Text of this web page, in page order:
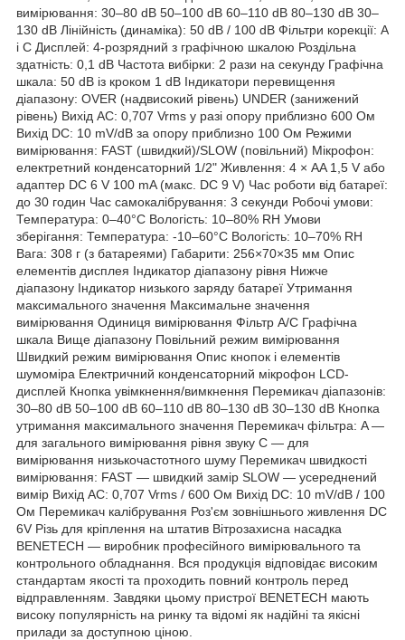
вимірювання: 30–80 dB 50–100 dB 60–110 dB 80–130 dB 30–
130 dB Лінійність (динаміка): 50 dB / 100 dB Фільтри корекції: A
і C Дисплей: 4-розрядний з графічною шкалою Роздільна
здатність: 0,1 dB Частота вибірки: 2 рази на секунду Графічна
шкала: 50 dB із кроком 1 dB Індикатори перевищення
діапазону: OVER (надвисокий рівень) UNDER (занижений
рівень) Вихід AC: 0,707 Vrms у разі опору приблизно 600 Ом
Вихід DC: 10 mV/dB за опору приблизно 100 Ом Режими
вимірювання: FAST (швидкий)/SLOW (повільний) Мікрофон:
електретний конденсаторний 1/2" Живлення: 4 × AA 1,5 V або
адаптер DC 6 V 100 mA (макс. DC 9 V) Час роботи від батареї:
до 30 годин Час самокалібрування: 3 секунди Робочі умови:
Температура: 0–40°C Вологість: 10–80% RH Умови
зберігання: Температура: -10–60°C Вологість: 10–70% RH
Вага: 308 г (з батареями) Габарити: 256×70×35 мм Опис
елементів дисплея Індикатор діапазону рівня Нижче
діапазону Індикатор низького заряду батареї Утримання
максимального значення Максимальне значення
вимірювання Одиниця вимірювання Фільтр A/C Графічна
шкала Вище діапазону Повільний режим вимірювання
Швидкий режим вимірювання Опис кнопок і елементів
шумоміра Електричний конденсаторний мікрофон LCD-
дисплей Кнопка увімкнення/вимкнення Перемикач діапазонів:
30–80 dB 50–100 dB 60–110 dB 80–130 dB 30–130 dB Кнопка
утримання максимального значення Перемикач фільтра: A —
для загального вимірювання рівня звуку C — для
вимірювання низькочастотного шуму Перемикач швидкості
вимірювання: FAST — швидкий замір SLOW — усереднений
вимір Вихід AC: 0,707 Vrms / 600 Ом Вихід DC: 10 mV/dB / 100
Ом Перемикач калібрування Роз'єм зовнішнього живлення DC
6V Різь для кріплення на штатив Вітрозахисна насадка
BENETECH — виробник професійного вимірювального та
контрольного обладнання. Вся продукція відповідає високим
стандартам якості та проходить повний контроль перед
відправленням. Завдяки цьому пристрої BENETECH мають
високу популярність на ринку та відомі як надійні та якісні
прилади за доступною ціною.